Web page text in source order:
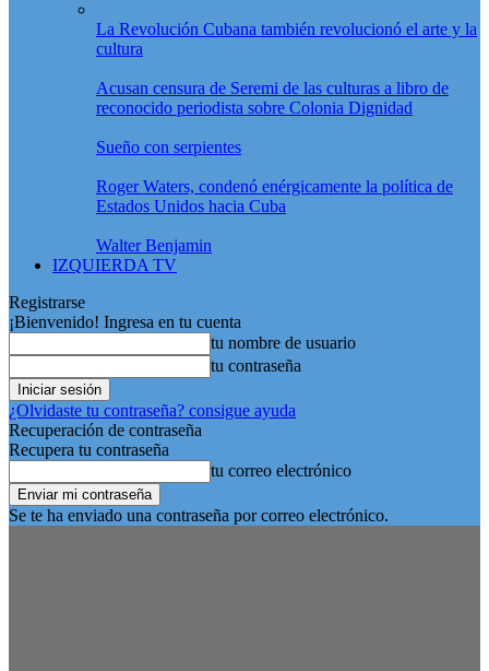
La Revolución Cubana también revolucionó el arte y la
cultura
Acusan censura de Seremi de las culturas a libro de
reconocido periodista sobre Colonia Dignidad
Sueño con serpientes
Roger Waters, condenó enérgicamente la política de
Estados Unidos hacia Cuba
Walter Benjamin
IZQUIERDA TV
Registrarse
¡Bienvenido! Ingresa en tu cuenta
tu nombre de usuario
tu contraseña
¿Olvidaste tu contraseña? consigue ayuda
Recuperación de contraseña
Recupera tu contraseña
tu correo electrónico
Se te ha enviado una contraseña por correo electrónico.